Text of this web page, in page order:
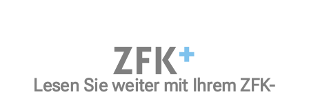
Lesen Sie weiter mit Ihrem ZFK-